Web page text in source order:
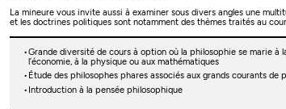
La mineure vous invite aussi à examiner sous divers angles une
et les doctrines politiques sont notamment des thèmes traités au
Grande diversité de cours à option où la philosophie se marie à
l’économie, à la physique ou aux mathématiques
Étude des philosophes phares associés aux grands courants de
Introduction à la pensée philosophique